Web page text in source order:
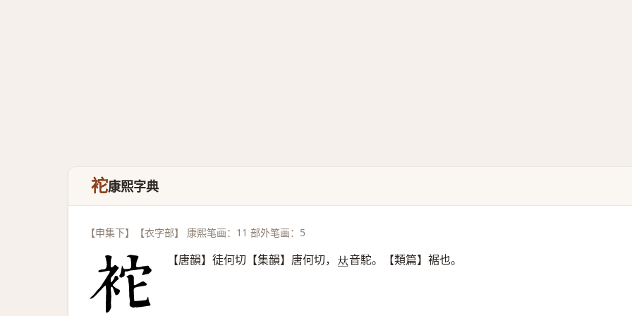
袉康熙字典
【申集下】【衣字部】 康熙笔画：11 部外笔画：5
【唐韻】徒何切【集韻】唐何切， 𠀤音駝。【類篇】裾也。